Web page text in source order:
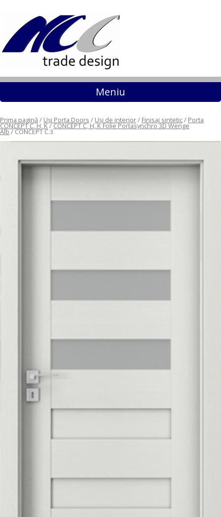
Meniu Sari la conținut
Prima pagină / Uși Porta Doors / Uși de interior/ Finisaj sintetic/ Porta
CONCEPT C, H, K/CONCEPT C, H, K Folie Portasynchro 3D Wenge
Alb/ CONCEPT C.3